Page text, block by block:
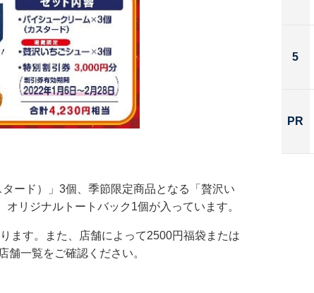
ード）」3個、季節限定商品となる「贅沢い
リジナルトートバック1個が入っています。
ます。また、店舗によって2500円福袋または
舗一覧をご確認ください。
5
PR